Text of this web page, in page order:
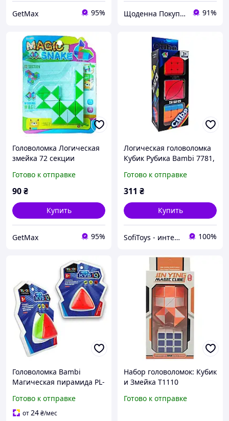
GetMax 95% Щоденна Покупка 91%
Головоломка Логическая
змейка 72 секции
White для детей от 3 лет
Готово к отправке
90₴
Купить
GetMax 95%
Логическая головоломка
Кубик Рубика Bambi 7781,
Готово к отправке
311 ₴
Купить
SofiToys - интернет-магазин детских игрушек в Украине 100%
Головоломка Bambi
Магическая пирамида PL-
мышления, разноцветная
Готово к отправке
от24₴/мес
Набор головоломок: Кубик
и Змейка T1110
6 лет
Готово к отправке